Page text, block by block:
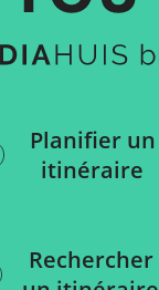
Planifier un
itinéraire
Rechercher